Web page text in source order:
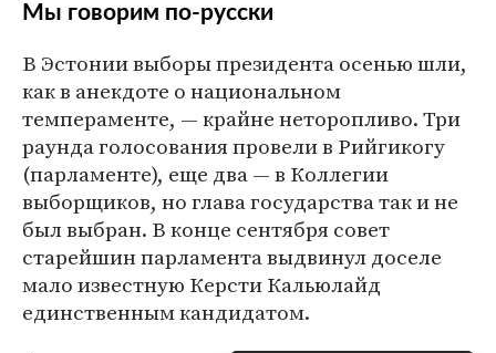
Мы говорим по-русски
В Эстонии выборы президента осенью шли,
как в анекдоте о национальном
темпераменте, — крайне неторопливо. Три
раунда голосования провели в Рийгикогу
(парламенте), еще два — в Коллегии
выборщиков, но глава государства так и не
был выбран. В конце сентября совет
старейшин парламента выдвинул доселе
мало известную Керсти Кальюлайд
единственным кандидатом.